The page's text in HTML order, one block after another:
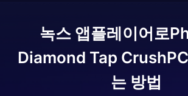
녹스 앱플레이어로
Diamond Tap Crush
는 방법